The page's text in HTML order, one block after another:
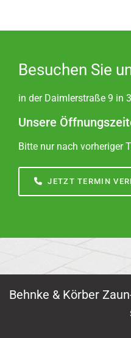
Besuchen Sie
in der Daimlerstraße 9 in
Unsere
Bitte nur nach vorheriger
JETZT TERMIN
Behnke & Körber